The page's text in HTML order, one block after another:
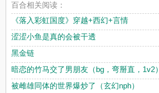
百合相关阅读：
《落入彩虹国度》穿越+西幻+言情
涩涩小鱼是真的会被干透
黑金链
暗恋的竹马交了男朋友（bg，弯掰直，1v2）
被雌雄同体的世界爆炒了（玄幻nph）